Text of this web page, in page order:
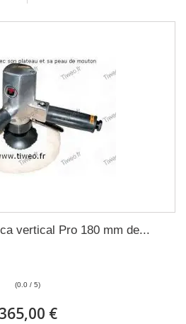
vertical Pro 180 mm de...
(0.0 / 5)
365,00 €